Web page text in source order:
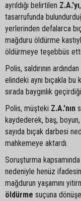
ayrıldığı belirtilen Z.A.'yı
tasarrufunda
yerlerinden defalarca
mağduru öldürme
öldürmeye teşebbüs
Polis, saldırının
elindeki aynı bıçakla bu
sırada baygınlık
Polis, müşteki Z.A.'nın
kaydederek, baş,
sayıda bıçak darbesi
mahkemeye aktardı.
Soruşturma kapsamında
nedeniyle henüz
mağdurun yaşamını
öldürme suçuna